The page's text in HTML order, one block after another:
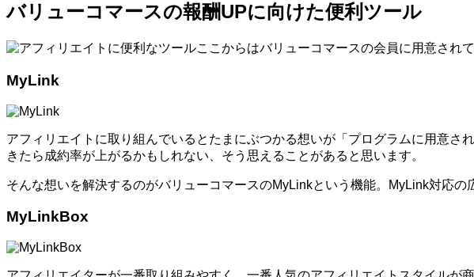
バリューコマースの報酬UPに向けた便利ツール
ここからはバリューコマースの会員に用意され
MyLink
アフィリエイトに取り組んでいるとたまにぶつかる想いが「プログラムに用意
きたら成約率が上がるかもしれない、そう思えることがあると思います。
そんな想いを解決するのがバリューコマースのMyLinkという機能。MyLink対応
MyLinkBox